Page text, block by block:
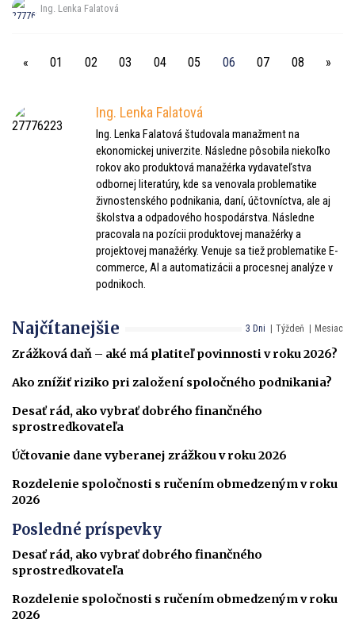
Ing. Lenka Falatová
« 01 02 03 04 05 06 07 08 »
Ing. Lenka Falatová
Ing. Lenka Falatová študovala manažment na
ekonomickej univerzite. Následne pôsobila niekoľko
rokov ako produktová manažérka vydavateľstva
odbornej literatúry, kde sa venovala problematike
živnostenského podnikania, daní, účtovníctva, ale aj
školstva a odpadového hospodárstva. Následne
pracovala na pozícii produktovej manažérky a
projektovej manažérky. Venuje sa tiež problematike E-
commerce, AI a automatizácii a procesnej analýze v
podnikoch.
3 Dni Týždeň Mesiac
Najčítanejšie
Zrážková daň – aké má platiteľ povinnosti v roku 2026?
Ako znížiť riziko pri založení spoločného podnikania?
Desať rád, ako vybrať dobrého finančného
sprostredkovateľa
Účtovanie dane vyberanej zrážkou v roku 2026
Rozdelenie spoločnosti s ručením obmedzeným v roku
2026
Posledné príspevky
Desať rád, ako vybrať dobrého finančného
sprostredkovateľa
Rozdelenie spoločnosti s ručením obmedzeným v roku
2026